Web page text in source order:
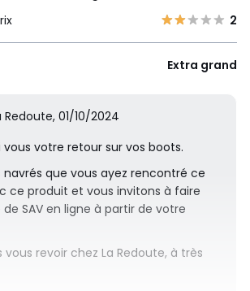
2
Extra grand
Redoute, 01/10/2024
vous votre retour sur vos boots.
navrés que vous ayez rencontré ce
ce produit et vous invitons à faire
SAV en ligne à partir de votre
vous revoir chez La Redoute, à très